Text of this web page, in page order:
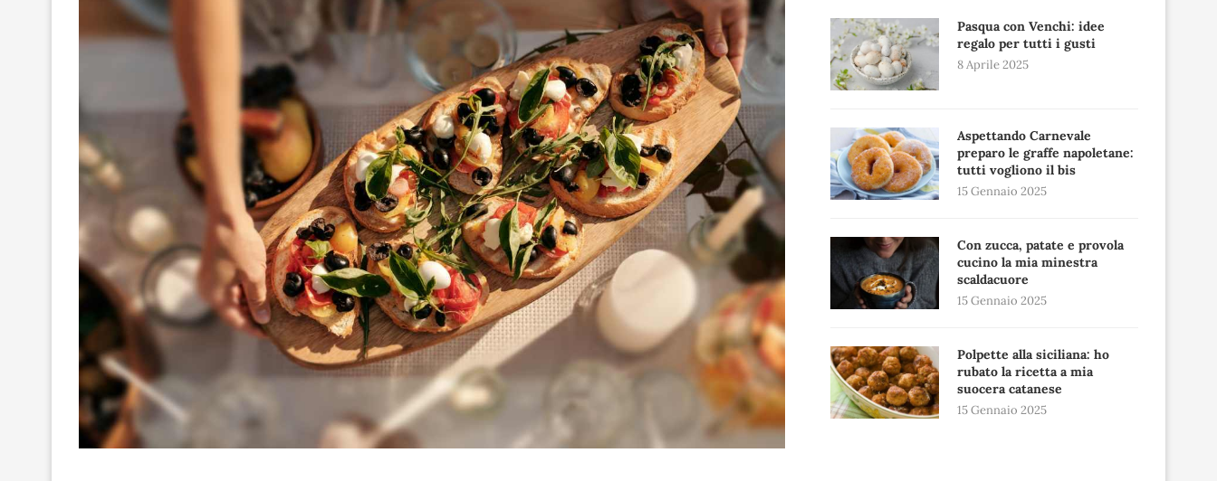
Pasqua con Venchi: idee
regalo per tutti i gusti
8 Aprile 2025
Aspettando Carnevale
preparo le graffe napoletane:
tutti vogliono il bis
15 Gennaio 2025
Con zucca, patate e provola
cucino la mia minestra
scaldacuore
15 Gennaio 2025
Polpette alla siciliana: ho
rubato la ricetta a mia
suocera catanese
15 Gennaio 2025